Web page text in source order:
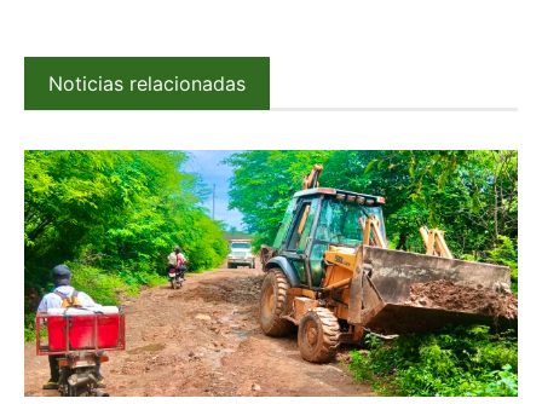
Noticias relacionadas